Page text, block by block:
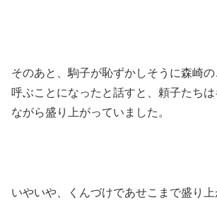
そのあと、駒子が恥ずかしそうに森崎
呼ぶことになったと話すと、頼子たち
ながら盛り上がっていました。
いやいや、くんづけであせこまで盛り